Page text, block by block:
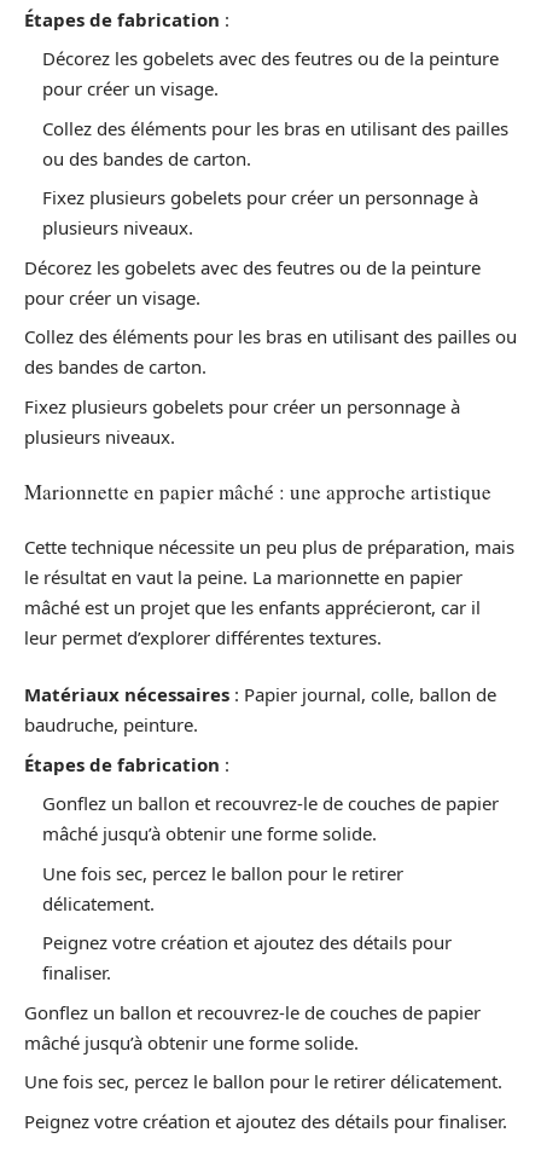
Étapes de fabrication :
Décorez les gobelets avec des feutres ou de la peinture
pour créer un visage.
Collez des éléments pour les bras en utilisant des pailles
ou des bandes de carton.
Fixez plusieurs gobelets pour créer un personnage à
plusieurs niveaux.
Décorez les gobelets avec des feutres ou de la peinture
pour créer un visage.
Collez des éléments pour les bras en utilisant des pailles ou
des bandes de carton.
Fixez plusieurs gobelets pour créer un personnage à
plusieurs niveaux.
Marionnette en papier mâché : une approche artistique
Cette technique nécessite un peu plus de préparation, mais
le résultat en vaut la peine. La marionnette en papier
mâché est un projet que les enfants apprécieront, car il
leur permet d’explorer différentes textures.
Matériaux nécessaires : Papier journal, colle, ballon de
baudruche, peinture.
Étapes de fabrication :
Gonflez un ballon et recouvrez-le de couches de papier
mâché jusqu’à obtenir une forme solide.
Une fois sec, percez le ballon pour le retirer
délicatement.
Peignez votre création et ajoutez des détails pour
finaliser.
Gonflez un ballon et recouvrez-le de couches de papier
mâché jusqu’à obtenir une forme solide.
Une fois sec, percez le ballon pour le retirer délicatement.
Peignez votre création et ajoutez des détails pour finaliser.